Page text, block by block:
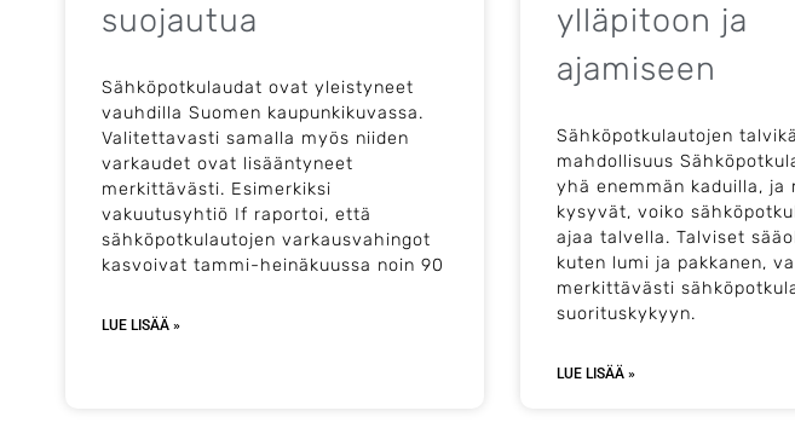
suojautua
Sähköpotkulaudat ovat yleistyneet
vauhdilla Suomen kaupunkikuvassa.
Valitettavasti samalla myös niiden
varkaudet ovat lisääntyneet
merkittävästi. Esimerkiksi
vakuutusyhtiö If raportoi, että
sähköpotkulautojen varkausvahingot
kasvoivat tammi-heinäkuussa noin 90
LUE LISÄÄ »
ylläpitoon ja
ajamiseen
Sähköpotkulautojen
mahdollisuus
yhä enemmän kaduilla, ja
kysyvät, voiko
ajaa talvella. Talviset
kuten lumi ja pakkanen,
merkittävästi
suorituskykyyn.
LUE LISÄÄ »